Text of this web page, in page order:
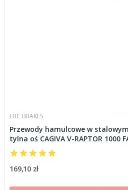
EBC BRAKES
Przewody hamulcowe w
tylna oś CAGIVA V-RAPTOR 1000
169,10 zł